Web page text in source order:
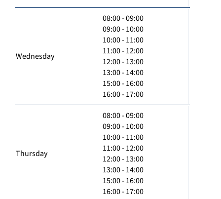
Wednesday
08:00 - 09:00
09:00 - 10:00
10:00 - 11:00
11:00 - 12:00
12:00 - 13:00
13:00 - 14:00
15:00 - 16:00
16:00 - 17:00
Thursday
08:00 - 09:00
09:00 - 10:00
10:00 - 11:00
11:00 - 12:00
12:00 - 13:00
13:00 - 14:00
15:00 - 16:00
16:00 - 17:00